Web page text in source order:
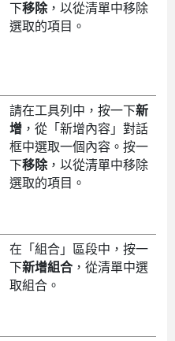
下移除，以從清單中移除
選取的項目。
請在工具列中，按一下新
增，從「新增內容」對話
框中選取一個內容。按一
下移除，以從清單中移除
選取的項目。
在「組合」區段中，按一
下新增組合，從清單中選
取組合。